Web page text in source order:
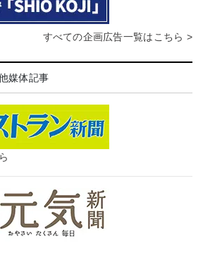
すべての企画広告一覧はこちら >
媒体記事